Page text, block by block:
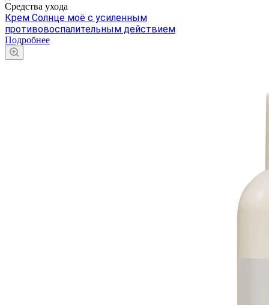
Средства ухода
Крем Солнце моё с усиленным
противовоспалительным действием
Подробнее